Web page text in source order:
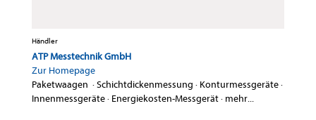
Händler
ATP Messtechnik GmbH
Zur Homepage
Paketwaagen ·Schichtdickenmessung · Konturmessgeräte·
Innenmessgeräte· Energiekosten-Messgerät· mehr...